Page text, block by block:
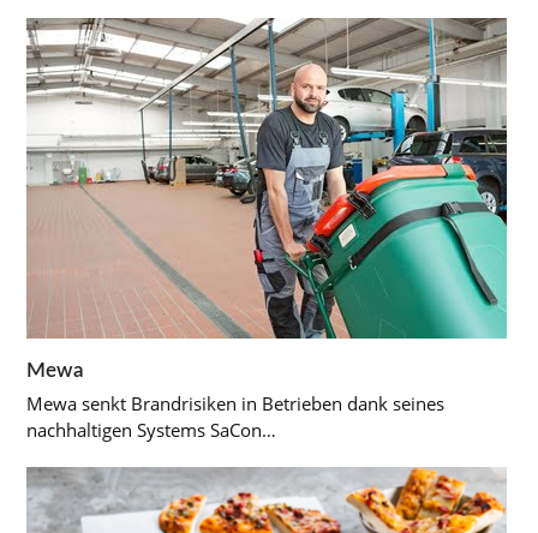
Mewa
Mewa senkt Brandrisiken in Betrieben dank seines
nachhaltigen Systems SaCon…